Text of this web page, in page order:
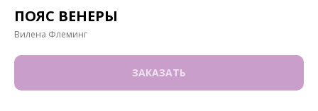
ПОЯС ВЕНЕРЫ
Вилена Флеминг
ЗАКАЗАТЬ